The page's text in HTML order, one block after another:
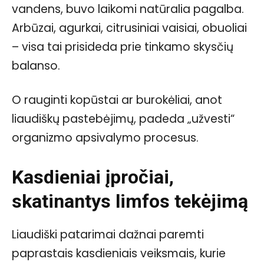
vandens, buvo laikomi natūralia pagalba.
Arbūzai, agurkai, citrusiniai vaisiai, obuoliai
– visa tai prisideda prie tinkamo skysčių
balanso.
O rauginti kopūstai ar burokėliai, anot
liaudiškų pastebėjimų, padeda „užvesti“
organizmo apsivalymo procesus.
Kasdieniai įpročiai,
skatinantys limfos tekėjimą
Liaudiški patarimai dažnai paremti
paprastais kasdieniais veiksmais, kurie